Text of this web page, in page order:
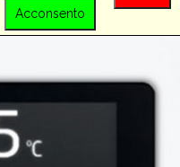
Acconsento